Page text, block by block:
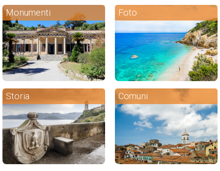
Monumenti Foto
Storia Comuni